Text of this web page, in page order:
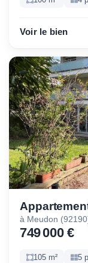
Voir le bien
à Meudon
749 000 €
105 m² 5